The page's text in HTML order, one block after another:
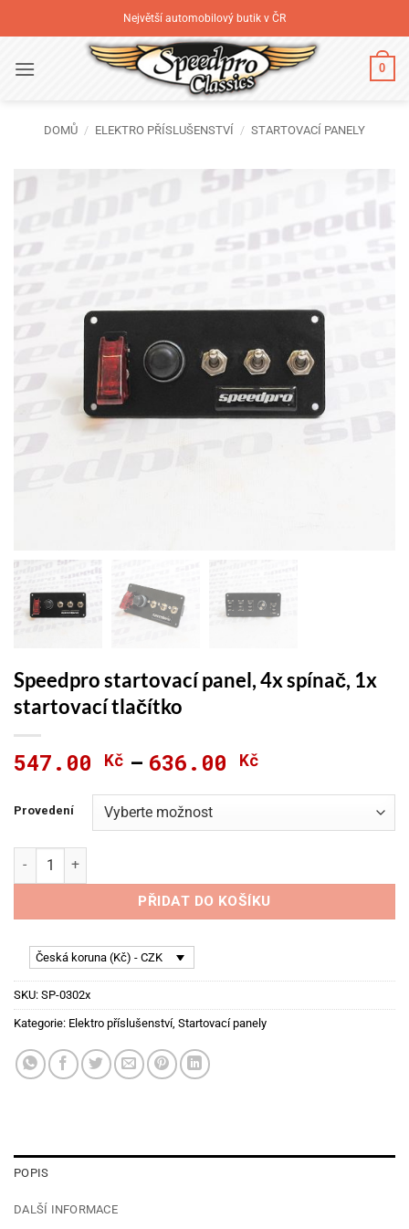
na
Největší automobilový butik v ČR
0
DOMŮ / ELEKTRO PŘÍSLUŠENSTVÍ / STARTOVACÍ PANELY
Speedpro startovací panel, 4x spínač, 1x
startovací tlačítko
547.00 Kč – 636.00 Kč
až
Provedení
Speedpro startovací panel, 4x spínač, 1x startovací tlačítko
PŘIDAT DO KOŠÍKU
Česká koruna (Kč) - CZK
SKU: SP-0302x
Kategorie: Elektro příslušenství, Startovací panely
POPIS
DALŠÍ INFORMACE